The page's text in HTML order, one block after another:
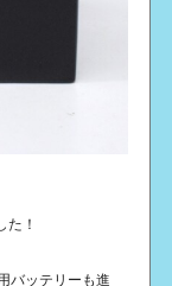
た！
バッテリーも進